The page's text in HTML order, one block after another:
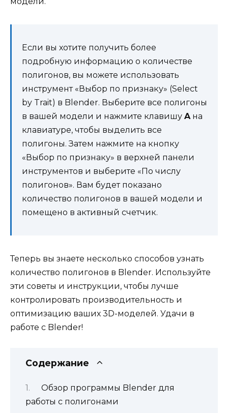
Если вы хотите получить более
подробную информацию о количестве
полигонов, вы можете использовать
инструмент «Выбор по признаку» (Select
by Trait) в Blender. Выберите все полигоны
в вашей модели и нажмите клавишу A на
клавиатуре, чтобы выделить все
полигоны. Затем нажмите на кнопку
«Выбор по признаку» в верхней панели
инструментов и выберите «По числу
полигонов». Вам будет показано
количество полигонов в вашей модели и
помещено в активный счетчик.
Теперь вы знаете несколько способов узнать
количество полигонов в Blender. Используйте
эти советы и инструкции, чтобы лучше
контролировать производительность и
оптимизацию ваших 3D-моделей. Удачи в
работе с Blender!
Содержание
Обзор программы Blender для
работы с полигонами